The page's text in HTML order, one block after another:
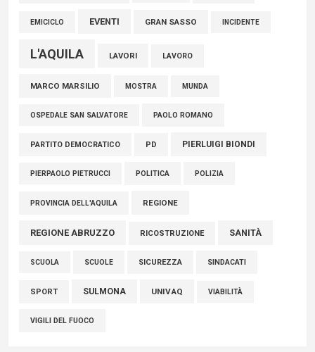
EMICICLO EVENTI GRAN SASSO INCIDENTE
L'AQUILA LAVORI LAVORO
MARCO MARSILIO MOSTRA MUNDA
OSPEDALE SAN SALVATORE PAOLO ROMANO
PARTITO DEMOCRATICO PD PIERLUIGI BIONDI
PIERPAOLO PIETRUCCI POLITICA POLIZIA
PROVINCIA DELL'AQUILA REGIONE
REGIONE ABRUZZO RICOSTRUZIONE SANITÀ
SCUOLA SCUOLE SICUREZZA SINDACATI
SPORT SULMONA UNIVAQ VIABILITÀ
VIGILI DEL FUOCO